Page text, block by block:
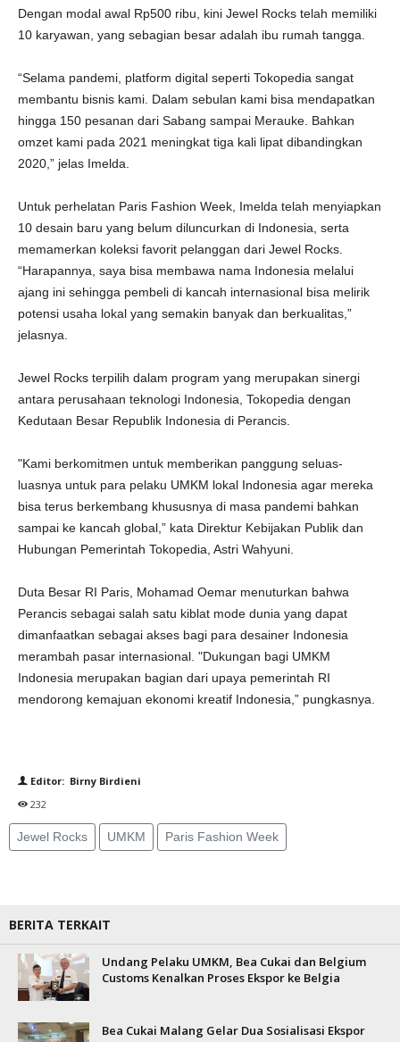
Dengan modal awal Rp500 ribu, kini Jewel Rocks telah memiliki
10 karyawan, yang sebagian besar adalah ibu rumah tangga.
“Selama pandemi, platform digital seperti Tokopedia sangat
membantu bisnis kami. Dalam sebulan kami bisa mendapatkan
hingga 150 pesanan dari Sabang sampai Merauke. Bahkan
omzet kami pada 2021 meningkat tiga kali lipat dibandingkan
2020,” jelas Imelda.
Untuk perhelatan Paris Fashion Week, Imelda telah menyiapkan
10 desain baru yang belum diluncurkan di Indonesia, serta
memamerkan koleksi favorit pelanggan dari Jewel Rocks.
“Harapannya, saya bisa membawa nama Indonesia melalui
ajang ini sehingga pembeli di kancah internasional bisa melirik
potensi usaha lokal yang semakin banyak dan berkualitas,”
jelasnya.
Jewel Rocks terpilih dalam program yang merupakan sinergi
antara perusahaan teknologi Indonesia, Tokopedia dengan
Kedutaan Besar Republik Indonesia di Perancis.
"Kami berkomitmen untuk memberikan panggung seluas-
luasnya untuk para pelaku UMKM lokal Indonesia agar mereka
bisa terus berkembang khususnya di masa pandemi bahkan
sampai ke kancah global,” kata Direktur Kebijakan Publik dan
Hubungan Pemerintah Tokopedia, Astri Wahyuni.
Duta Besar RI Paris, Mohamad Oemar menuturkan bahwa
Perancis sebagai salah satu kiblat mode dunia yang dapat
dimanfaatkan sebagai akses bagi para desainer Indonesia
merambah pasar internasional. "Dukungan bagi UMKM
Indonesia merupakan bagian dari upaya pemerintah RI
mendorong kemajuan ekonomi kreatif Indonesia,” pungkasnya.
Editor: Birny Birdieni
232
Jewel Rocks UMKM Paris Fashion Week
BERITA TERKAIT
Undang Pelaku UMKM, Bea Cukai dan Belgium
Customs Kenalkan Proses Ekspor ke Belgia
Bea Cukai Malang Gelar Dua Sosialisasi Ekspor